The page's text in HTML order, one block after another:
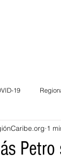
19
La Guajira
1